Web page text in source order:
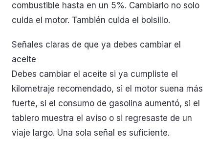
combustible hasta en un 5%. Cambiarlo no solo
cuida el motor. También cuida el bolsillo.
Señales claras de que ya debes cambiar el
aceite
Debes cambiar el aceite si ya cumpliste el
kilometraje recomendado, si el motor suena más
fuerte, si el consumo de gasolina aumentó, si el
tablero muestra el aviso o si regresaste de un
viaje largo. Una sola señal es suficiente.